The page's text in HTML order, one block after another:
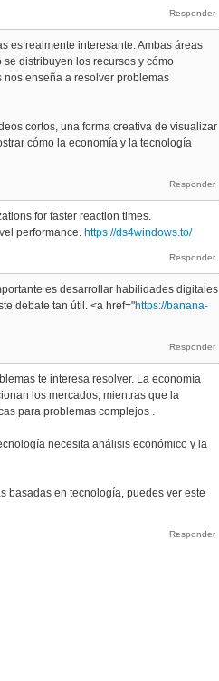
es realmente interesante. Ambas áreas
distribuyen los recursos y cómo
enseña a resolver problemas
cortos, una forma creativa de visualizar
cómo la economía y la tecnología
for faster reaction times.
performance. https://ds4windows.to/
es desarrollar habilidades digitales
debate tan útil. <a href="https://banana-
te interesa resolver. La economía
los mercados, mientras que la
para problemas complejos .
necesita análisis económico y la
basadas en tecnología, puedes ver este